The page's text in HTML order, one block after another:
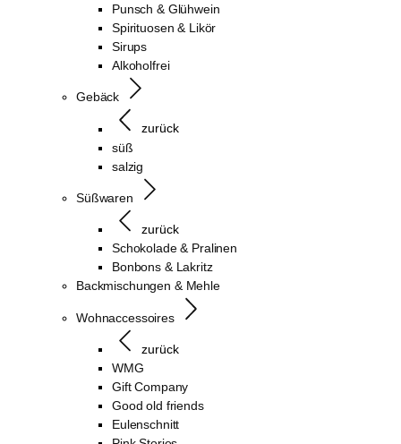
Punsch & Glühwein
Spirituosen & Likör
Sirups
Alkoholfrei
Gebäck
zurück
süß
salzig
Süßwaren
zurück
Schokolade & Pralinen
Bonbons & Lakritz
Backmischungen & Mehle
Wohnaccessoires
zurück
WMG
Gift Company
Good old friends
Eulenschnitt